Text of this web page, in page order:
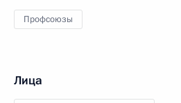
Профсоюзы
Лица